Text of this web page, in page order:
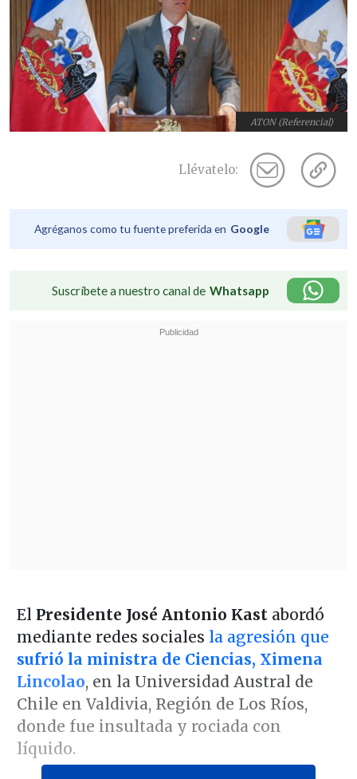
ATON (Referencial)
Llévatelo:
Agréganos como tu fuente preferida en Google
Suscríbete a nuestro canal de Whatsapp
El Presidente José Antonio Kastabordó
mediante redes sociales la agresión que
sufrió la ministra de Ciencias, Ximena
Lincolao, en la Universidad Austral de
Chile en Valdivia, Región de Los Ríos,
donde fue insultada y rociada con
líquido.